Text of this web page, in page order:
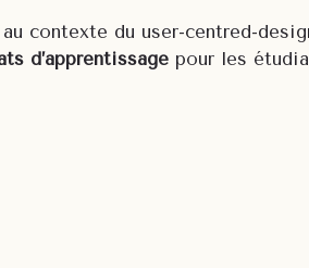
contexte du user-centred-
d’apprentissage pour les